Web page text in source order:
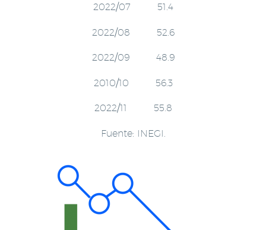
2022/07 51.4
2022/08 52.6
2022/09 48.9
2010/10 56.3
2022/11 55.8
Fuente: INEGI.